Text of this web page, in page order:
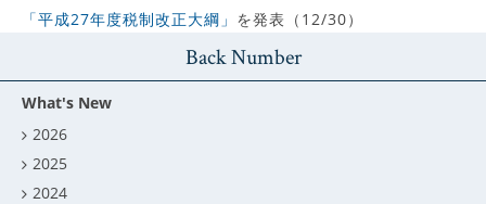
「平成27年度税制改正大綱」 を発表（12/30）
Back Number
What's New
2026
2025
2024